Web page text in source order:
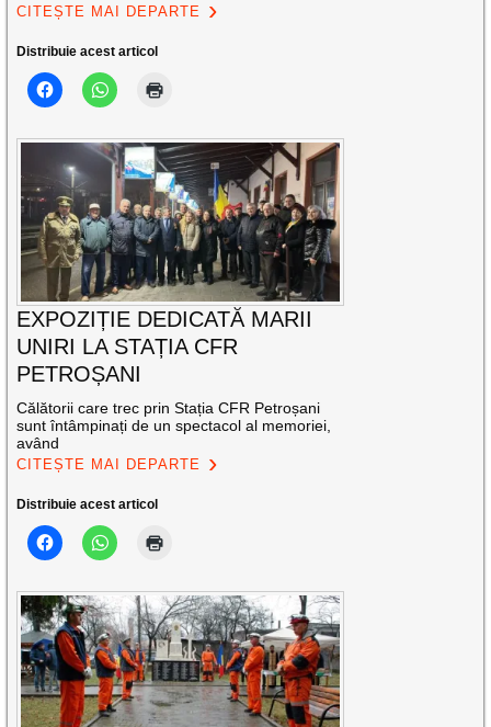
CITEȘTE MAI DEPARTE
Distribuie acest articol
EXPOZIȚIE DEDICATĂ MARII
UNIRI LA STAȚIA CFR
PETROȘANI
Călătorii care trec prin Stația CFR Petroșani
sunt întâmpinați de un spectacol al memoriei,
având
CITEȘTE MAI DEPARTE
Distribuie acest articol